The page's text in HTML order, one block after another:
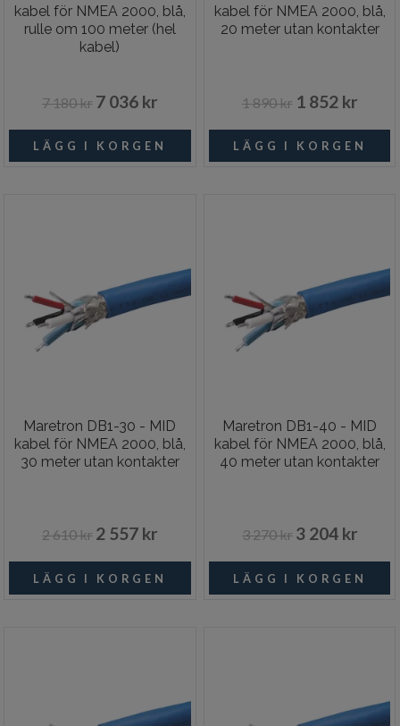
kabel för NMEA 2000, blå,
rulle om 100 meter (hel
kabel)
7 180 kr 7 036 kr
kabel för NMEA 2000, blå,
20 meter utan kontakter
1 890 kr 1 852 kr
Maretron DB1-30 - MID
kabel för NMEA 2000, blå,
30 meter utan kontakter
2 610 kr 2 557 kr
Maretron DB1-40 - MID
kabel för NMEA 2000, blå,
40 meter utan kontakter
3 270 kr 3 204 kr